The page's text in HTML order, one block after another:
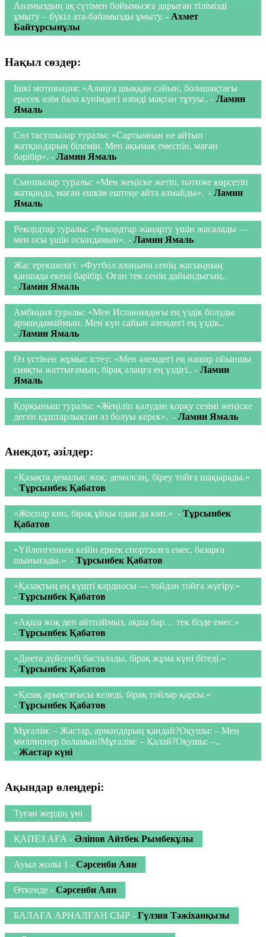
Анамыздың ақ сүтімен бойымызға дарыған тілімізді
ұмыту – бүкіл ата-бабамызды ұмыту. - Ахмет
Байтұрсынұлы
Нақыл сөздер:
Ішкі мотивация: «Алаңға шыққан сайын, болашақтағы
ересек өзім бала күнімдегі өзімді мақтан тұтуы.. - Ламин
Ямаль
Сөз тасушылар туралы: «Сартымнан не айтып
жатқандарын білемін. Мен ақымақ емеспін, маған
бәрібір». - Ламин Ямаль
Сыншылар туралы: «Мен жеңіске жетіп, нәтиже көрсетіп
жатқанда, маған ешкім ештеңе айта алмайды». - Ламин
Ямаль
Рекордтар туралы: «Рекордтар жаңарту үшін жасалады —
мен осы үшін осындамын». - Ламин Ямаль
Жас ерекшелігі: «Футбол алаңына сенің жасыңның
қаншада екені бәрібір. Оған тек сенің дайындығың..
- Ламин Ямаль
Амбиция туралы: «Мен Испаниядағы ең үздік болуды
армандамаймын. Мен күн сайын әлемдегі ең үздік..
- Ламин Ямаль
Өз үстінен жұмыс істеу: «Мен әлемдегі ең нашар ойыншы
сияқты жаттығамын, бірақ алаңға ең үздігі.. - Ламин
Ямаль
Қорқыныш туралы: «Жеңіліп қалудан қорқу сезімі жеңіске
деген құштарлықтан аз болуы керек». - Ламин Ямаль
Анекдот, әзілдер:
«Қазақта демалыс жоқ: демалсаң, біреу тойға шақырады.»
- Тұрсынбек Қабатов
«Жоспар көп, бірақ ұйқы одан да көп.» - Тұрсынбек
Қабатов
«Үйленгеннен кейін еркек спортзалға емес, базарға
шынығады.» - Тұрсынбек Қабатов
«Қазақтың ең күшті кардиосы — тойдан тойға жүгіру.»
- Тұрсынбек Қабатов
«Ақша жоқ деп айтпаймыз, ақша бар… тек бізде емес.»
- Тұрсынбек Қабатов
«Диета дүйсенбі басталады, бірақ жұма күні бітеді.»
- Тұрсынбек Қабатов
«Қазақ арықтағысы келеді, бірақ тойлар қарсы.»
- Тұрсынбек Қабатов
Мұғалім: – Жастар, армандарың қандай?Оқушы: – Мен
миллионер боламын!Мұғалім: – Қалай?Оқушы: –..
- Жастар күні
Ақындар өлеңдері:
Туған жердің үні
ҚАПЕЗ АҒА - Әліпов Айтбек Рымбекұлы
Ауыл жолы 1 - Сәрсенби Аян
Өткенде - Сәрсенби Аян
БАЛАҒА АРНАЛҒАН СЫР - Гүлзия Тәжіханқызы